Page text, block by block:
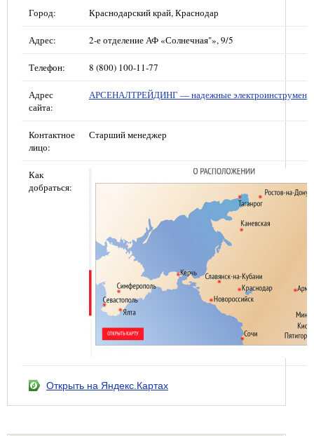
Город: Краснодарский край, Краснодар
Адрес: 2-е отделение АФ «Солнечная"», 9/5
Телефон: 8 (800) 100-11-77
Адрес
сайта:
АРСЕНАЛТРЕЙДИНГ — надежные
Контактное
лицо:
Старший менеджер
Как
добраться:
Открыть на Яндекс.Картах